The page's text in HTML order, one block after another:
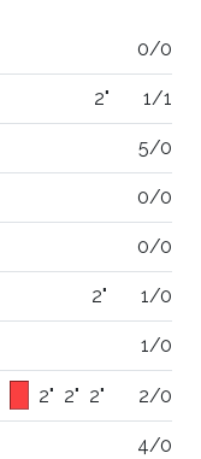
0/0
2" 1/1
5/0
0/0
0/0
2" 1/0
1/0
2" 2" 2" 2/0
4/0